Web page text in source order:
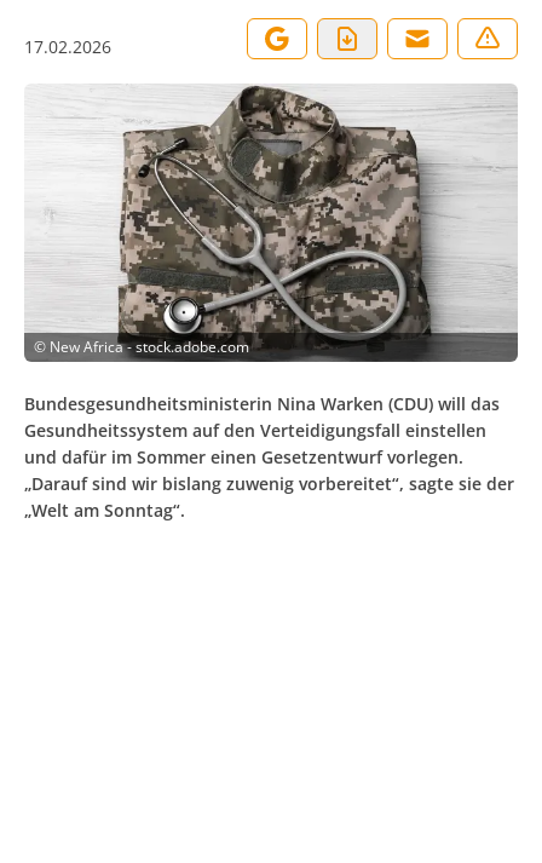
17.02.2026
© New Africa - stock.adobe.com
Bundesgesundheitsministerin Nina Warken (CDU) will das
Gesundheitssystem auf den Verteidigungsfall einstellen
und dafür im Sommer einen Gesetzentwurf vorlegen.
„Darauf sind wir bislang zuwenig vorbereitet“, sagte sie der
„Welt am Sonntag“.